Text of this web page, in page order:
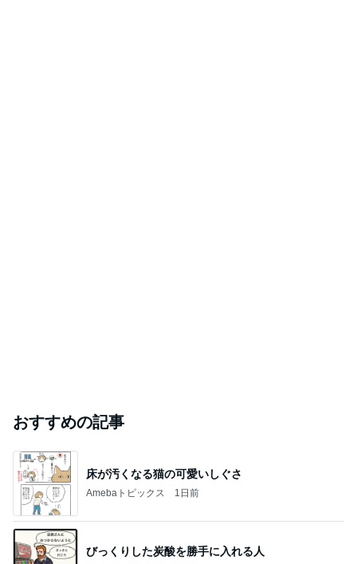
おすすめの記事
床が汚くなる猫の可愛いしぐさ
Amebaトピックス 1日前
びっくりした炭酸を勝手に入れる人